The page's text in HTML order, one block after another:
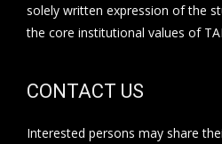
solely written expression of the
the core institutional values of
CONTACT US
Interested persons may share